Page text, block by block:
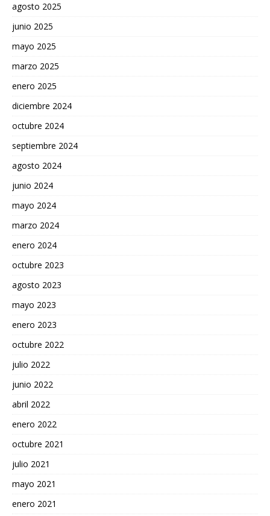
agosto 2025
junio 2025
mayo 2025
marzo 2025
enero 2025
diciembre 2024
octubre 2024
septiembre 2024
agosto 2024
junio 2024
mayo 2024
marzo 2024
enero 2024
octubre 2023
agosto 2023
mayo 2023
enero 2023
octubre 2022
julio 2022
junio 2022
abril 2022
enero 2022
octubre 2021
julio 2021
mayo 2021
enero 2021